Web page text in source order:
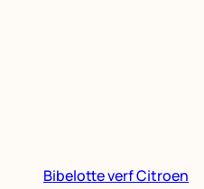
Bibelotte verf Citroen